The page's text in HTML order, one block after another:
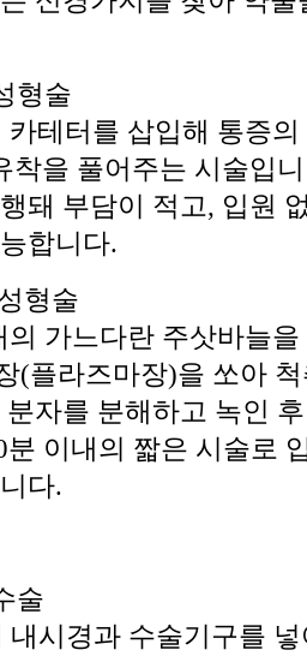
형술
카테터를 삽입해 통증
착을 풀어주는 시술입
돼 부담이 적고, 입원
합니다.
형술
의 가느다란 주삿바늘
(플라즈마장)을 쏘아
자를 분해하고 녹인
분 이내의 짧은 시술로
다.
술
내시경과 수술기구를